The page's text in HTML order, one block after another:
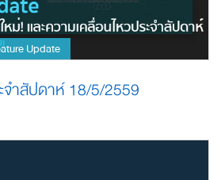
Update
จำสัปดาห์ 18/5/2559